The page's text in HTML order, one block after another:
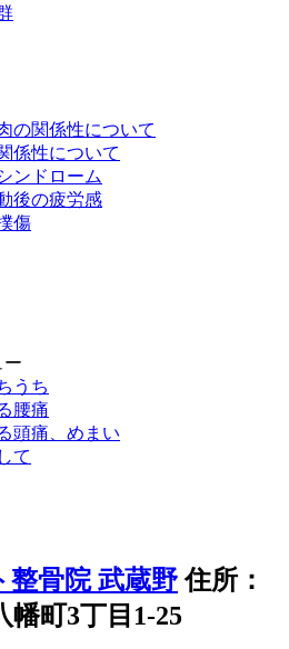
の関係性について
係性について
ンドローム
後の疲労感
傷
ー
うち
腰痛
頭痛、めまい
て
住所：
幡町3丁目1-25